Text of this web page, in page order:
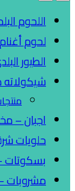
اللحوم
لحوم أغنام
الطيور
اجبان –
حلويات
مشروبات